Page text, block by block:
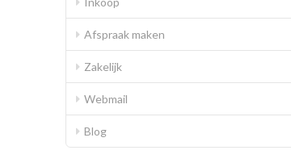
Afspraak maken
Zakelijk
Webmail
Blog